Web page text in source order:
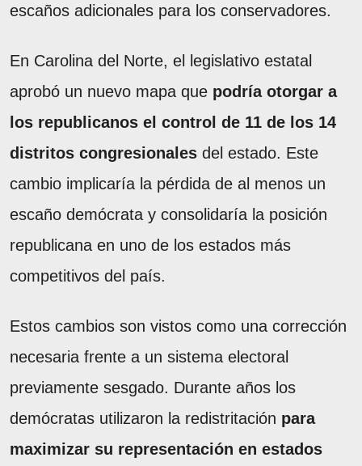
escaños adicionales para los conservadores.
En Carolina del Norte, el legislativo estatal
aprobó un nuevo mapa que podría otorgar a
los republicanos el control de 11 de los 14
distritos congresionales del estado. Este
cambio implicaría la pérdida de al menos un
escaño demócrata y consolidaría la posición
republicana en uno de los estados más
competitivos del país.
Estos cambios son vistos como una corrección
necesaria frente a un sistema electoral
previamente sesgado. Durante años los
demócratas utilizaron la redistritación para
maximizar su representación en estados